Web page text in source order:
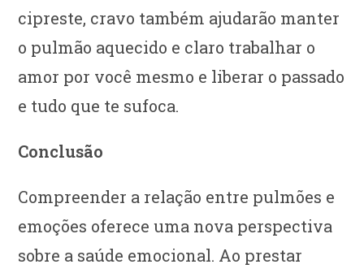
cipreste, cravo também ajudarão manter
o pulmão aquecido e claro trabalhar o
amor por você mesmo e liberar o passado
e tudo que te sufoca.
Conclusão
Compreender a relação entre pulmões e
emoções oferece uma nova perspectiva
sobre a saúde emocional. Ao prestar